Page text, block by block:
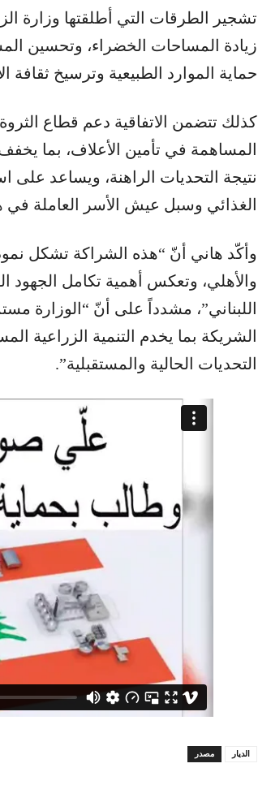
تشجير الطرقات التي أطلقتها وزارة
زيادة المساحات الخضراء، وتحسين
حماية الموارد الطبيعية وترسيخ ثقافة
كذلك تتضمن الاتفاقية دعم قطاع
المساهمة في تأمين الأعلاف، بما يخفف
نتيجة التحديات الراهنة، ويساعد على
الغذائي وسبل عيش الأسر العاملة في
وأكّد هاني أنّ “هذه الشراكة تشكل
والأهلي، وتعكس أهمية تكامل الجهود
اللبناني”، مشدداً على أنّ “الوزارة
الشريكة بما يخدم التنمية الزراعية
التحديات الحالية والمستقبلية”.
مصدر الديار